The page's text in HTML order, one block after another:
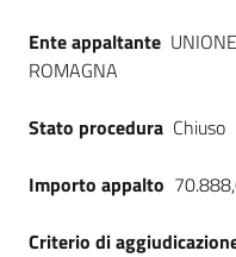
Ente appaltante
ROMAGNA
Stato procedura Chiuso
Importo appalto
Criterio di